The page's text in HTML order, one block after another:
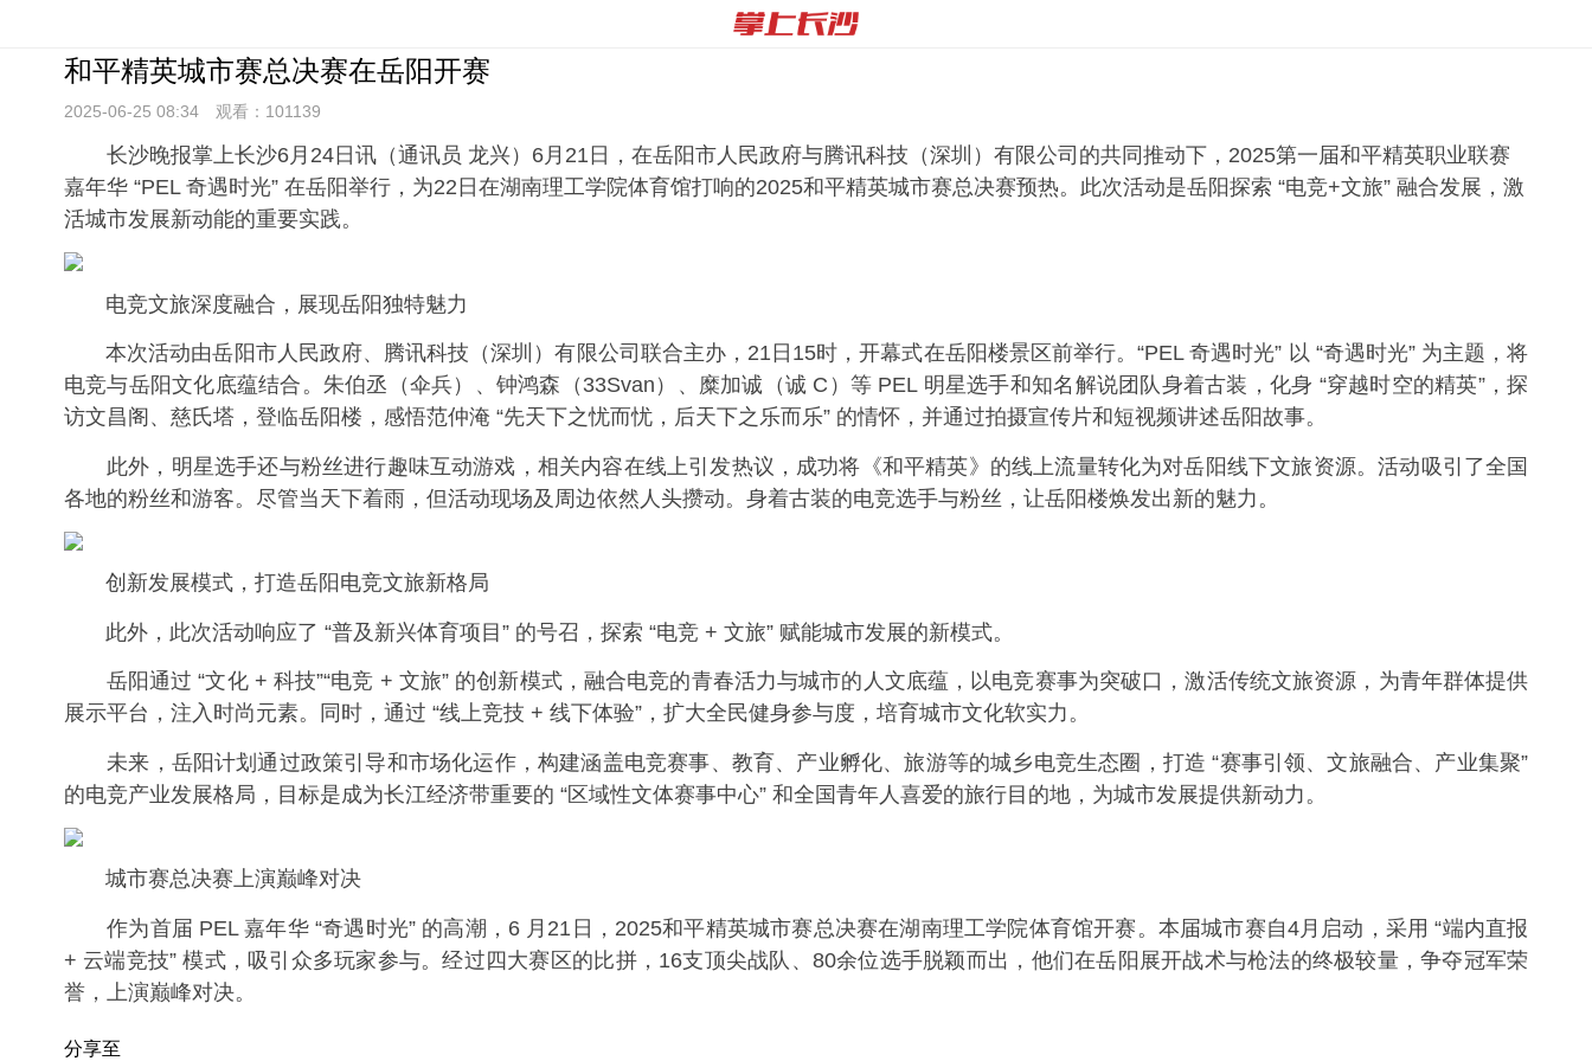
和平精英城市赛总决赛在岳阳开赛
2025-06-25 08:34 观看： 101139
长沙晚报掌上长沙6月24日讯（通讯员 龙兴）6月21日，在岳阳市人民政府与腾讯科技（深圳）有限公司的共同推动下，2025第一届和平精英职业联赛
嘉年华 “PEL 奇遇时光” 在岳阳举行，为22日在湖南理工学院体育馆打响的2025和平精英城市赛总决赛预热。此次活动是岳阳探索 “电竞+文旅” 融合发展，激
活城市发展新动能的重要实践。
电竞文旅深度融合，展现岳阳独特魅力
本次活动由岳阳市人民政府、腾讯科技（深圳）有限公司联合主办，21日15时，开幕式在岳阳楼景区前举行。“PEL 奇遇时光” 以 “奇遇时光” 为主题，将
电竞与岳阳文化底蕴结合。朱伯丞（伞兵）、钟鸿森（33Svan）、糜加诚（诚 C）等 PEL 明星选手和知名解说团队身着古装，化身 “穿越时空的精英”，探
访文昌阁、慈氏塔，登临岳阳楼，感悟范仲淹 “先天下之忧而忧，后天下之乐而乐” 的情怀，并通过拍摄宣传片和短视频讲述岳阳故事。
此外，明星选手还与粉丝进行趣味互动游戏，相关内容在线上引发热议，成功将《和平精英》的线上流量转化为对岳阳线下文旅资源。活动吸引了全国
各地的粉丝和游客。尽管当天下着雨，但活动现场及周边依然人头攒动。身着古装的电竞选手与粉丝，让岳阳楼焕发出新的魅力。
创新发展模式，打造岳阳电竞文旅新格局
此外，此次活动响应了 “普及新兴体育项目” 的号召，探索 “电竞 + 文旅” 赋能城市发展的新模式。
岳阳通过 “文化 + 科技”“电竞 + 文旅” 的创新模式，融合电竞的青春活力与城市的人文底蕴，以电竞赛事为突破口，激活传统文旅资源，为青年群体提供
展示平台，注入时尚元素。同时，通过 “线上竞技 + 线下体验”，扩大全民健身参与度，培育城市文化软实力。
未来，岳阳计划通过政策引导和市场化运作，构建涵盖电竞赛事、教育、产业孵化、旅游等的城乡电竞生态圈，打造 “赛事引领、文旅融合、产业集聚”
的电竞产业发展格局，目标是成为长江经济带重要的 “区域性文体赛事中心” 和全国青年人喜爱的旅行目的地，为城市发展提供新动力。
城市赛总决赛上演巅峰对决
作为首届 PEL 嘉年华 “奇遇时光” 的高潮，6 月21日，2025和平精英城市赛总决赛在湖南理工学院体育馆开赛。本届城市赛自4月启动，采用 “端内直报
+ 云端竞技” 模式，吸引众多玩家参与。经过四大赛区的比拼，16支顶尖战队、80余位选手脱颖而出，他们在岳阳展开战术与枪法的终极较量，争夺冠军荣
誉，上演巅峰对决。
分享至